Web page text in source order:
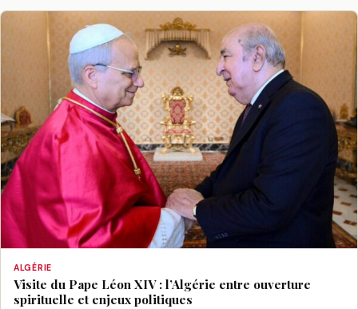
ALGÉRIE
Visite du Pape Léon XIV : l’Algérie entre ouverture
spirituelle et enjeux politiques